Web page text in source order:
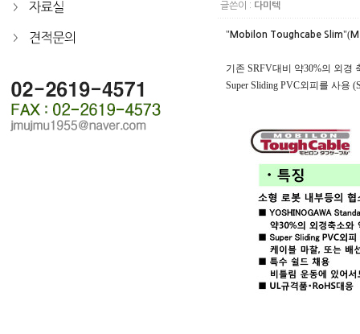
글쓴이 : 다미텍
" Mobilon Toughcabe Slim"(
기존 SRFV대비 약30%의 외경
Super Sliding PVC외피를 사용